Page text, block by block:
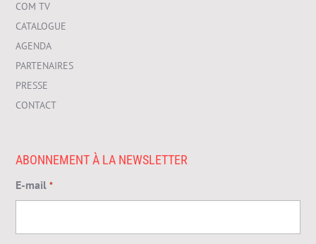
COM TV
CATALOGUE
AGENDA
PARTENAIRES
PRESSE
CONTACT
ABONNEMENT À LA NEWSLETTER
E-mail *